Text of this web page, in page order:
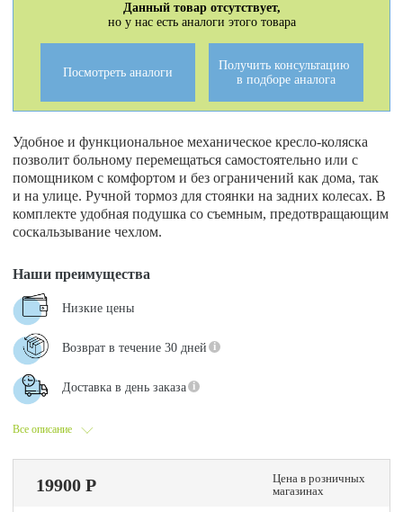
Данный товар отсутствует,
но у нас есть аналоги этого товара
Посмотреть аналоги
Получить консультацию
в подборе аналога
Удобное и функциональное механическое кресло-коляска
позволит больному перемещаться самостоятельно или с
помощником с комфортом и без ограничений как дома, так
и на улице. Ручной тормоз для стоянки на задних колесах. В
комплекте удобная подушка со съемным, предотвращающим
соскальзывание чехлом.
Все описание
Наши преимущества
Низкие цены
Возврат в течение 30 дней
Доставка в день заказа
19900 Р
Цена в розничных
магазинах